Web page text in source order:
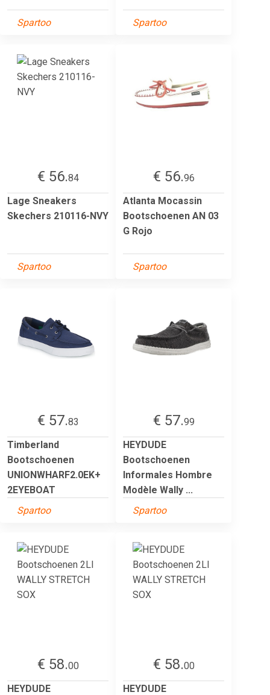
Spartoo Spartoo
€ 56.84
Lage Sneakers
Skechers 210116-NVY
Spartoo
€ 56.96
Atlanta Mocassin
Bootschoenen AN 03
G Rojo
Spartoo
€ 57.83
Timberland
Bootschoenen
UNIONWHARF2.0EK+
2EYEBOAT
Spartoo
€ 57.99
HEYDUDE
Bootschoenen
Informales Hombre
Modèle Wally ...
Spartoo
€ 58.00
HEYDUDE
€ 58.00
HEYDUDE